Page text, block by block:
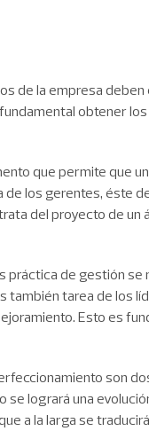
de la empresa
obtener
que permite que
los gerentes, éste
del proyecto de
práctica de gestión
tarea de los
Esto es
son
se logrará una
a la larga se